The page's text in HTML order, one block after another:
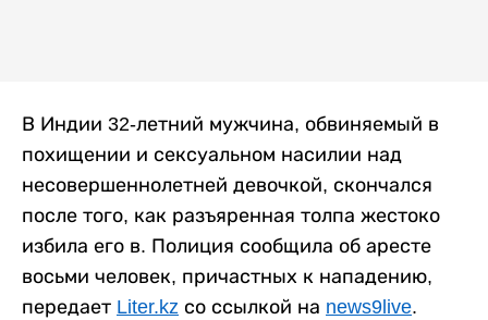
В Индии 32-летний мужчина, обвиняемый в
похищении и сексуальном насилии над
несовершеннолетней девочкой, скончался
после того, как разъяренная толпа жестоко
избила его в. Полиция сообщила об аресте
восьми человек, причастных к нападению,
передает Liter.kz со ссылкой на news9live.